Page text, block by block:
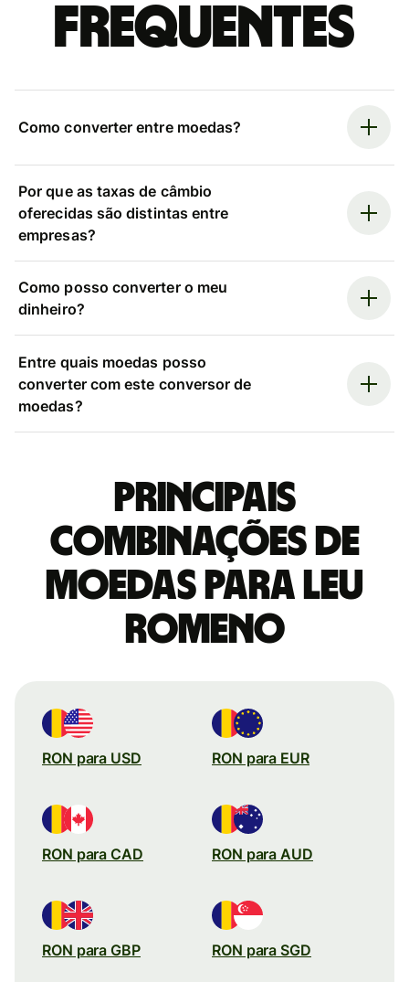
frequentes
Como converter entre moedas?
Por que as taxas de câmbio
oferecidas são distintas entre
empresas?
Como posso converter o meu
dinheiro?
Entre quais moedas posso
converter com este conversor de
moedas?
Principais
combinações de
moedas para Leu
romeno
RON para USD RON para EUR
RON para CAD RON para AUD
RON para GBP RON para SGD